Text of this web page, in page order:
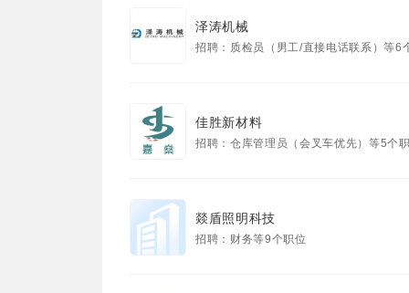
泽涛机械
招聘：质检员（男工/直接电话联系）等6
佳胜新材料
招聘：仓库管理员（会叉车优先）等5个
燚盾照明科技
招聘：财务等9个职位